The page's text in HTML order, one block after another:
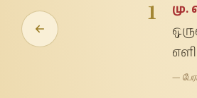
1 மு.
—